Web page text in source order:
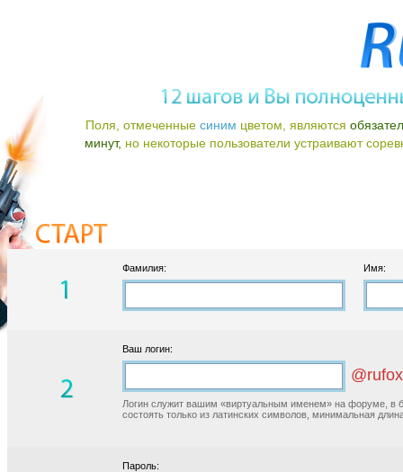
Поля, отмеченные синим цветом, являются
минут, но некоторые пользователи устраивают
Фамилия: Имя:
Ваш логин:
Логин служит вашим «виртуальным именем» на форуме, в
состоять только из латинских символов, минимальная
Пароль: